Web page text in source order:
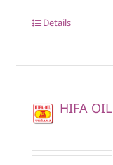
Details
HIFA OIL